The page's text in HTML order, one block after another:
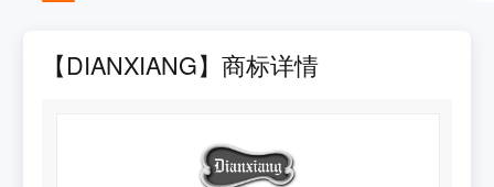
【DIANXIANG】商标详情